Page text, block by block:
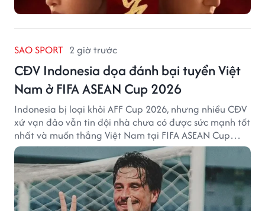
SAO SPORT 2 giờ trước
CĐV Indonesia dọa đánh bại tuyển Việt
Nam ở FIFA ASEAN Cup 2026
Indonesia bị loại khỏi AFF Cup 2026, nhưng nhiều CĐV
xứ vạn đảo vẫn tin đội nhà chưa có được sức mạnh tốt
nhất và muốn thắng Việt Nam tại FIFA ASEAN Cup
2026.